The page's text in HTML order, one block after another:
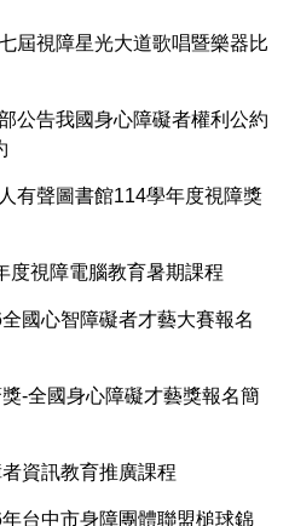
屆視障星光大道歌唱暨樂器比
公告我國身心障礙者權利公約
有聲圖書館114學年度視障獎
度視障電腦教育暑期課程
全國心智障礙者才藝大賽報名
獎-全國身心障礙才藝獎報名簡
者資訊教育推廣課程
年台中市身障團體聯盟槌球錦